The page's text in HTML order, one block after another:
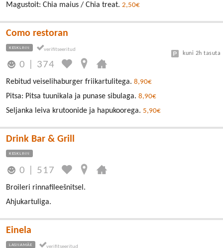
Magustoit: Chia maius / Chia treat. 2,50€
Como restoran
KESKLINN
0 374
kuni 2h tasuta
Rebitud veiselihaburger friikartulitega. 8,90€
Pitsa: Pitsa tuunikala ja punase sibulaga. 8,90€
Seljanka leiva krutoonide ja hapukoorega. 5,90€
Drink Bar & Grill
KESKLINN
0 517
Broileri rinnafileešnitsel.
Ahjukartuliga.
Einela
LASNAMÄE